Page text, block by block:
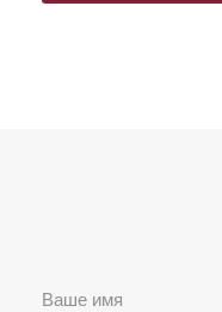
Ваше имя